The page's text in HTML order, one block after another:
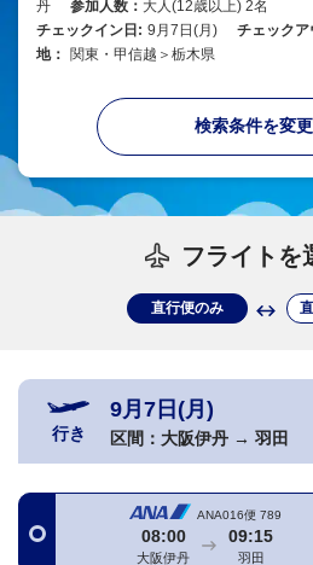
丹
参加人数： 大人(12歳以上) 2名
チェックイン日: 9月7日(月) チェックア
地：
関東・甲信越＞栃木県
検索条件を変
フライトを
直行便のみ
行き
9月7日(月)
区間： 大阪伊丹 → 羽田
ANA016便 789
08:00
大阪伊丹
09:15
羽田